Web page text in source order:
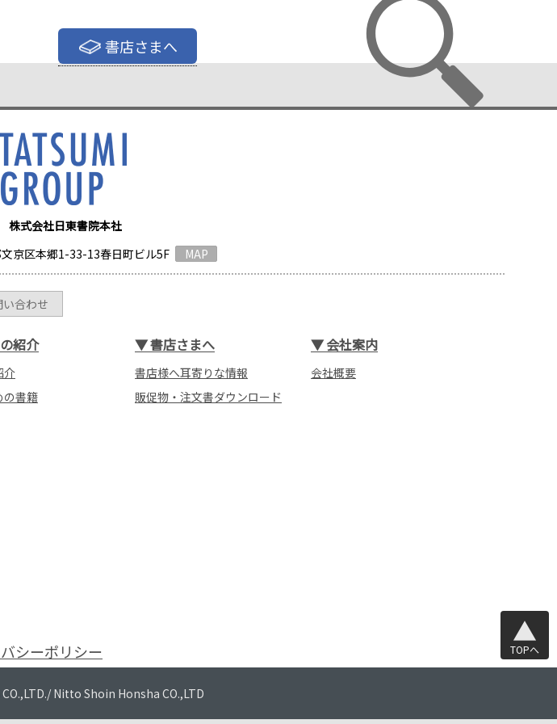
書店さまへ
式会社日東書院本社
京区本郷1-33-13春日町ビル5F
MAP
い合わせ
紹介
介
の書籍
▼書店さまへ
書店様へ耳寄りな情報
販促物・注文書ダウンロード
▼会社案内
会社概要
シーポリシー TOPへ
Nitto Shoin Honsha CO.,LTD